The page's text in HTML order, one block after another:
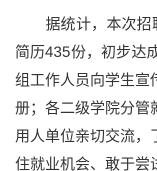
据统计，本次招
简历435份，初步达
组工作人员向学生宣
册；各二级学院分管
用人单位亲切交流
住就业机会、敢于尝